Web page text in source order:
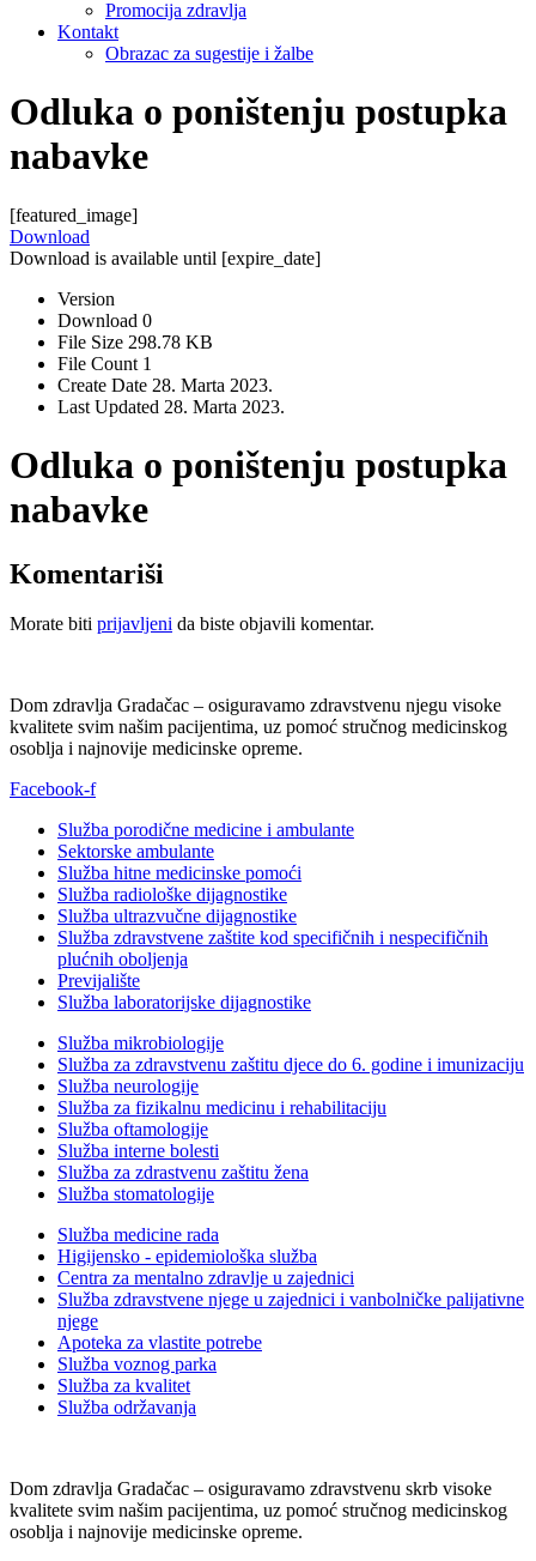
Promocija zdravlja
Kontakt
Obrazac za sugestije i žalbe
Odluka o poništenju postupka
nabavke
[featured_image]
Download
Download is available until [expire_date]
Version
Download 0
File Size 298.78 KB
File Count 1
Create Date 28. Marta 2023.
Last Updated 28. Marta 2023.
Odluka o poništenju postupka
nabavke
Komentariši
Morate biti prijavljeni da biste objavili komentar.
Dom zdravlja Gradačac – osiguravamo zdravstvenu njegu visoke
kvalitete svim našim pacijentima, uz pomoć stručnog medicinskog
osoblja i najnovije medicinske opreme.
Facebook-f
Služba porodične medicine i ambulante
Sektorske ambulante
Služba hitne medicinske pomoći
Služba radiološke dijagnostike
Služba ultrazvučne dijagnostike
Služba zdravstvene zaštite kod specifičnih i nespecifičnih
plućnih oboljenja
Previjalište
Služba laboratorijske dijagnostike
Služba mikrobiologije
Služba za zdravstvenu zaštitu djece do 6. godine i imunizaciju
Služba neurologije
Služba za fizikalnu medicinu i rehabilitaciju
Služba oftamologije
Služba interne bolesti
Služba za zdrastvenu zaštitu žena
Služba stomatologije
Služba medicine rada
Higijensko - epidemiološka služba
Centra za mentalno zdravlje u zajednici
Služba zdravstvene njege u zajednici i vanbolničke palijativne
njege
Apoteka za vlastite potrebe
Služba voznog parka
Služba za kvalitet
Služba održavanja
Dom zdravlja Gradačac – osiguravamo zdravstvenu skrb visoke
kvalitete svim našim pacijentima, uz pomoć stručnog medicinskog
osoblja i najnovije medicinske opreme.